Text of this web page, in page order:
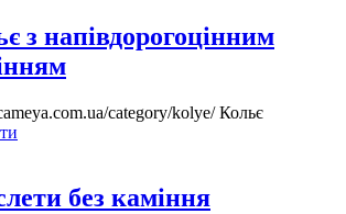
з напівдорогоцінним
category/kolye/Кольє
без каміння